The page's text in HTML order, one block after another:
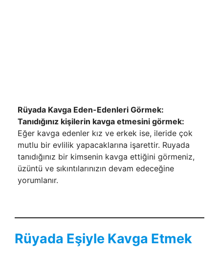
Rüyada Kavga Eden-Edenleri Görmek:
Tanıdığınız kişilerin kavga etmesini gör­mek:
Eğer kavga edenler kız ve erkek ise, ileride çok
mutlu bir evlilik yapa­caklarına işarettir. Ruyada
tanıdığınız bir kimsenin kavga ettiğini görmeniz,
üzüntü ve sıkıntılarınızın devam edeceğine
yorumlanır.
Rüyada Eşiyle Kavga Etmek